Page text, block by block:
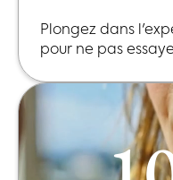
Plongez dans
pour ne pas